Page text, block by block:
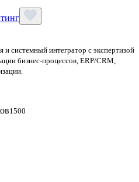
и системный интегратор с экспертизой
бизнес‑процессов, ERP/CRM,
1500